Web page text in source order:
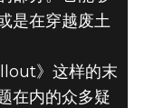
是在穿越废土
》这样的末
在内的众多疑